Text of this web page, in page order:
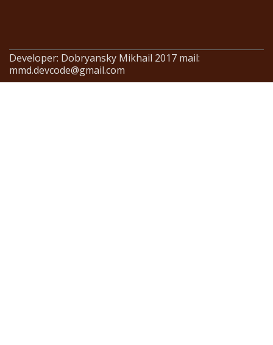
Developer: Dobryansky Mikhail 2017 mail:
mmd.devcode@gmail.com